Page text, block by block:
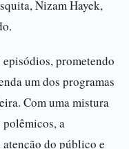
Nizam Hayek,
prometendo
um dos programas
Com uma mistura
polêmicos, a
do público e